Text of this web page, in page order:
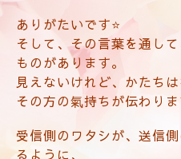
ありがたいです⭐️
そして、その言葉を通し
ものがあります。
見えないけれど、かたちは
その方の氣持ちが伝わりま
受信側のワタシが、送信
るように、